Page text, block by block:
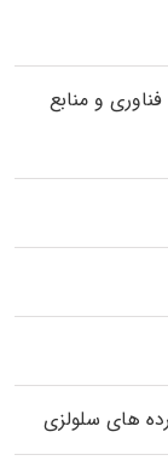
و منابع
های سلولزی